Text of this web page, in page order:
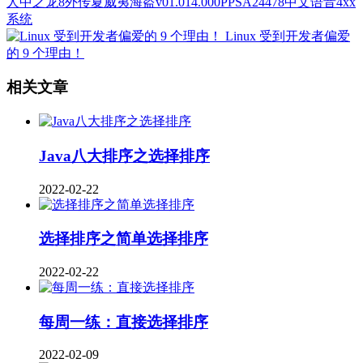
系统
Linux 受到开发者偏爱
的 9 个理由！
相关文章
Java八大排序之选择排序
2022-02-22
选择排序之简单选择排序
2022-02-22
每周一练：直接选择排序
2022-02-09